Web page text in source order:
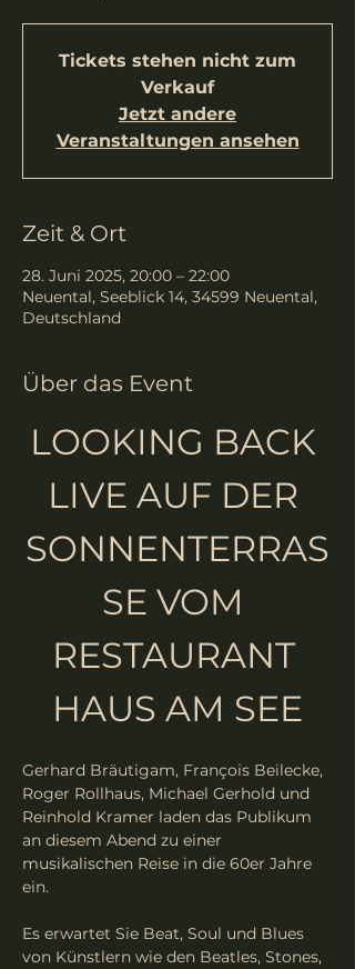
Tickets stehen nicht zum
Verkauf
Jetzt andere
Veranstaltungen ansehen
Zeit & Ort
28. Juni 2025, 20:00 – 22:00
Neuental, Seeblick 14, 34599 Neuental,
Deutschland
Über das Event
LOOKING BACK
LIVE AUF DER
SONNENTERRAS
SE VOM
RESTAURANT
HAUS AM SEE
Gerhard Bräutigam, François Beilecke,
Roger Rollhaus, Michael Gerhold und
Reinhold Kramer laden das Publikum
an diesem Abend zu einer
musikalischen Reise in die 60er Jahre
ein.
Es erwartet Sie Beat, Soul und Blues
von Künstlern wie den Beatles, Stones,